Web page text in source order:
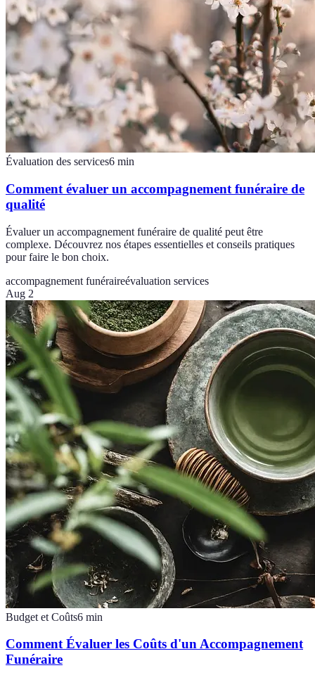
Évaluation des services6 min
Comment évaluer un accompagnement funéraire de
qualité
Évaluer un accompagnement funéraire de qualité peut être
complexe. Découvrez nos étapes essentielles et conseils pratiques
pour faire le bon choix.
accompagnement funéraireévaluation services
Aug 2
Budget et Coûts6 min
Comment Évaluer les Coûts d'un Accompagnement
Funéraire